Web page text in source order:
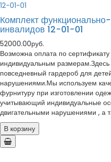
Комплект
инвалидов 12-01-01
52000.00руб.
Возможна оплата по
индивидуальным
повседневный гардероб для
нарушениями.Мы используем
фурнитуру при изготовлении
учитывающий индивидуальные
двигательными нарушениями , а
В корзину